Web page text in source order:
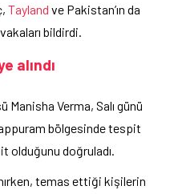
Tayland ve Pakistan’ın da
bildirdi.
alındı
Manisha Verma, Salı günü
bölgesinde tespit
olduğunu doğruladı.
temas ettiği kişilerin